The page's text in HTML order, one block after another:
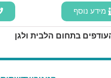
מידע נוסף
בתחום הלבית ולגן